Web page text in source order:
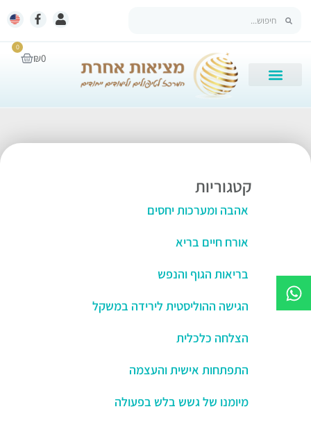
₪0
0
קטגוריות
אהבה ומערכות יחסים
אורח חיים בריא
בריאות הגוף והנפש
הגישה ההוליסטית לירידה במשקל
הצלחה כלכלית
התפתחות אישית והעצמה
מיומנו של גשש בלש בפעולה